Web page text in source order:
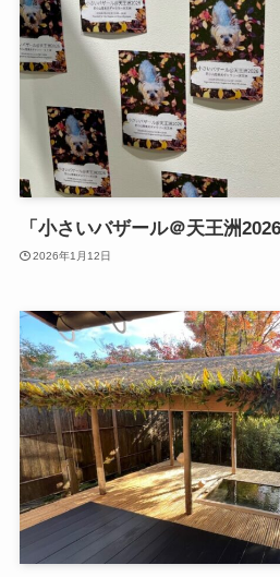
「小さいバザール＠天王洲
2026年1月12日